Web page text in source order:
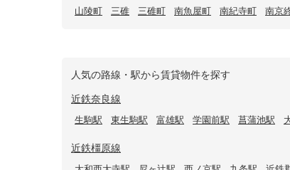
山陵町
三碓 三碓町 南魚屋町 南紀寺町 南京
人気の路線・駅から賃貸物件を探す
近鉄奈良線
生駒駅 東生駒駅 富雄駅 学園前駅 菖蒲池駅
近鉄橿原線